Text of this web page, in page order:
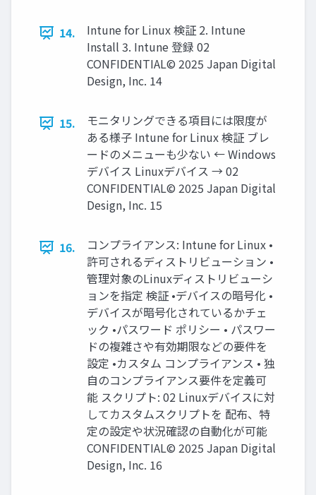
14.
Intune for Linux 検証 2. Intune
Install 3. Intune 登録 02
CONFIDENTIAL© 2025 Japan Digital
Design, Inc. 14
15.
モニタリングできる項目には限度が
ある様子 Intune for Linux 検証 ブレ
ードのメニューも少ない ← Windows
デバイス Linuxデバイス → 02
CONFIDENTIAL© 2025 Japan Digital
Design, Inc. 15
16.
コンプライアンス: Intune for Linux •
許可されるディストリビューション •
管理対象のLinuxディストリビューシ
ョンを指定 検証 •デバイスの暗号化 •
デバイスが暗号化されているかチェ
ック •パスワード ポリシー • パスワー
ドの複雑さや有効期限などの要件を
設定 •カスタム コンプライアンス • 独
自のコンプライアンス要件を定義可
能 スクリプト: 02 Linuxデバイスに対
してカスタムスクリプトを 配布、特
定の設定や状況確認の自動化が可能
CONFIDENTIAL© 2025 Japan Digital
Design, Inc. 16